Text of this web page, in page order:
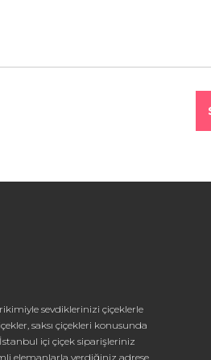
sevdiklerinizi çiçeklerle
saksı çiçekleri konusunda
içi çiçek siparişleriniz
elemanlarla verdiğiniz adrese